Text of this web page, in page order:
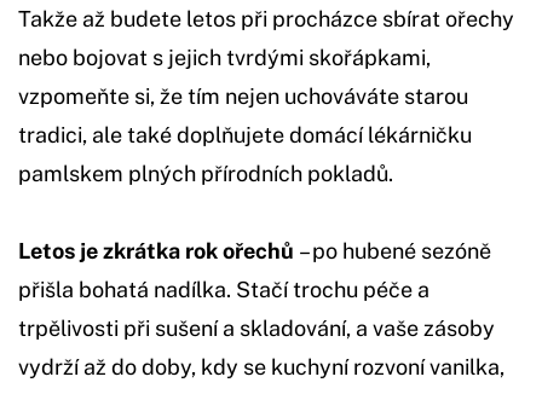
Takže až budete letos při procházce sbírat ořechy
nebo bojovat s jejich tvrdými skořápkami,
vzpomeňte si, že tím nejen uchováváte starou
tradici, ale také doplňujete domácí lékárničku
pamlskem plných přírodních pokladů.
Letos je zkrátka rok ořechů – po hubené sezóně
přišla bohatá nadílka. Stačí trochu péče a
trpělivosti při sušení a skladování, a vaše zásoby
vydrží až do doby, kdy se kuchyní rozvoní vanilka,